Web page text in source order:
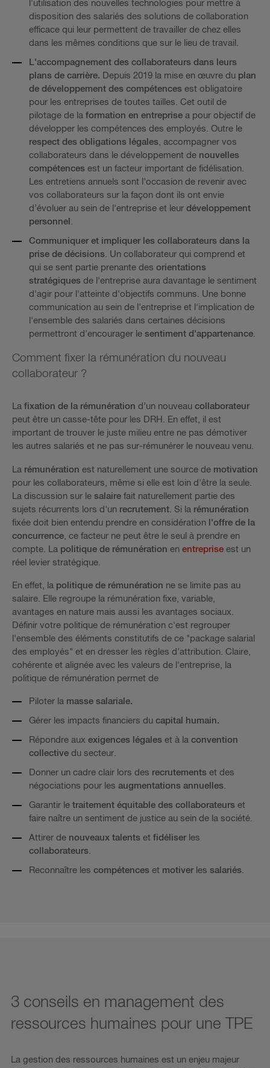
l'utilisation des nouvelles technologies pour mettre à
disposition des salariés des solutions de collaboration
efficace qui leur permettent de travailler de chez elles
dans les mêmes conditions que sur le lieu de travail.
L'accompagnement des collaborateurs dans leurs
plans de carrière. Depuis 2019 la mise en œuvre du plan
de développement des compétences est obligatoire
pour les entreprises de toutes tailles. Cet outil de
pilotage de la formation en entreprise a pour objectif de
développer les compétences des employés. Outre le
respect des obligations légales, accompagner vos
collaborateurs dans le développement de nouvelles
compétences est un facteur important de fidélisation.
Les entretiens annuels sont l'occasion de revenir avec
vos collaborateurs sur la façon dont ils ont envie
d’évoluer au sein de l'entreprise et leur développement
personnel .
Communiquer et impliquer les collaborateurs dans la
prise de décisions. Un collaborateur qui comprend et
qui se sent partie prenante des orientations
stratégiques de l'entreprise aura davantage le sentiment
d'agir pour l'atteinte d'objectifs communs. Une bonne
communication au sein de l'entreprise et l'implication de
l'ensemble des salariés dans certaines décisions
permettront d'encourager le sentiment d'appartenance.
Comment fixer la rémunération du nouveau
collaborateur ?
La fixation de la rémunération d’un nouveau collaborateur
peut être un casse-tête pour les DRH. En effet, il est
important de trouver le juste milieu entre ne pas démotiver
les autres salariés et ne pas sur-rémunérer le nouveau venu.
La rémunération est naturellement une source de motivation
pour les collaborateurs, même si elle est loin d'être la seule.
La discussion sur le salaire fait naturellement partie des
sujets récurrents lors d'un recrutement . Si la rémunération
fixée doit bien entendu prendre en considération l'offre de la
concurrence , ce facteur ne peut être le seul à prendre en
compte. La politique de rémunération en entreprise est un
réel levier stratégique.
En effet, la politique de rémunération ne se limite pas au
salaire. Elle regroupe la rémunération fixe, variable,
avantages en nature mais aussi les avantages sociaux.
Définir votre politique de rémunération c'est regrouper
l'ensemble des éléments constitutifs de ce "package salarial
des employés" et en dresser les règles d'attribution. Claire,
cohérente et alignée avec les valeurs de l'entreprise, la
politique de rémunération permet de
Piloter la masse salariale.
Gérer les impacts financiers du capital humain.
Répondre aux exigences légales et à la convention
collective du secteur.
Donner un cadre clair lors des recrutements et des
négociations pour les augmentations annuelles.
Garantir le traitement équitable des collaborateurs et
faire naître un sentiment de justice au sein de la société.
Attirer de nouveaux talents et fidéliserles
collaborateurs.
Reconnaître les compétences et motiverles salariés.
3 conseils en management des
ressources humaines pour une TPE
La gestion des ressources humaines est un enjeu majeur